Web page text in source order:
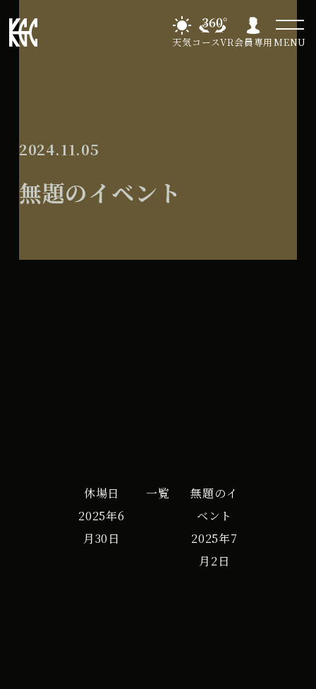
天気コースVR会員専用MENU
2024.11.05
無題のイベント
休場日
2025年6
月30日
一覧
無題のイ
ベント
2025年7
月2日